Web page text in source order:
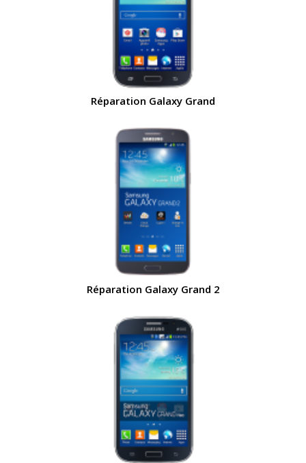
Réparation Galaxy Grand
Réparation Galaxy Grand 2